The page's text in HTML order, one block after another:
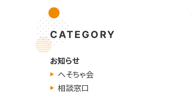
CATEGORY
お知らせ
へそちゃ会
相談窓口